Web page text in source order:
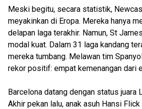
Meski begitu, secara statistik,
meyakinkan di Eropa. Mereka hanya
delapan laga terakhir. Namun, St
modal kuat. Dalam 31 laga kandang
mereka tumbang. Melawan tim
rekor positif: empat kemenangan dari
Barcelona datang dengan status juara
Akhir pekan lalu, anak asuh Hansi